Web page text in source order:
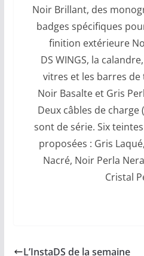
Noir Brillant, des
badges spécifiques
finition extérieure
DS WINGS, la
vitres et les barres
Noir Basalte et Gris
Deux câbles de charge
sont de série. Six
proposées : Gris
Nacré, Noir Perla
Cristal
L’InstaDS de la semaine